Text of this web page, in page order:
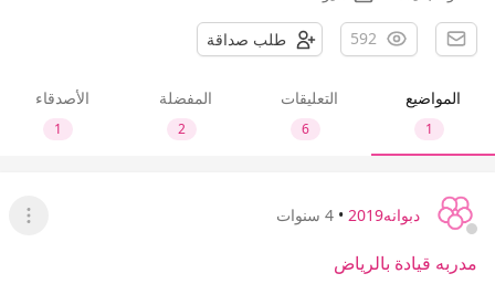
592 طلب صداقة
المواضيع
1
التعليقات
6
المفضلة
2
الأصدقاء
1
دبوانه2019 • 4 سنوات
عرض
مدربه قيادة بالرياض